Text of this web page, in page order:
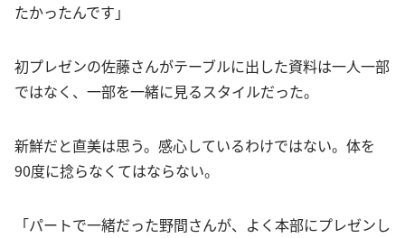
たかったんです」
初プレゼンの佐藤さんがテーブルに出した資料は一人一部
ではなく、一部を一緒に見るスタイルだった。
新鮮だと直美は思う。感心しているわけではない。体を
90度に捻らなくてはならない。
「パートで一緒だった野間さんが、よく本部にプレゼンし